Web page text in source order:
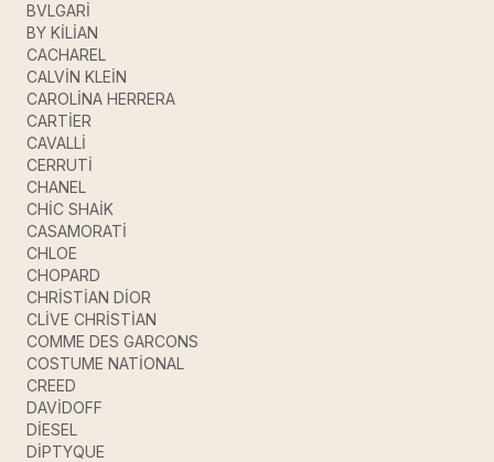
BVLGARİ
BY KİLİAN
CACHAREL
CALVİN KLEİN
CAROLİNA HERRERA
CARTİER
CAVALLİ
CERRUTİ
CHANEL
CHİC SHAİK
CASAMORATİ
CHLOE
CHOPARD
CHRİSTİAN DİOR
CLİVE CHRİSTİAN
COMME DES GARCONS
COSTUME NATİONAL
CREED
DAVİDOFF
DİESEL
DİPTYQUE